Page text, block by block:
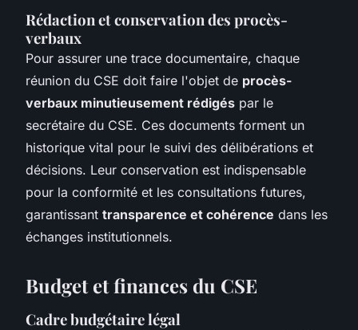
Rédaction et conservation des procès-
verbaux
Pour assurer une trace documentaire, chaque
réunion du CSE doit faire l'objet de procès-
verbaux minutieusement rédigés par le
secrétaire du CSE. Ces documents forment un
historique vital pour le suivi des délibérations et
décisions. Leur conservation est indispensable
pour la conformité et les consultations futures,
garantissant transparence et cohérence dans les
échanges institutionnels.
Budget et finances du CSE
Cadre budgétaire légal